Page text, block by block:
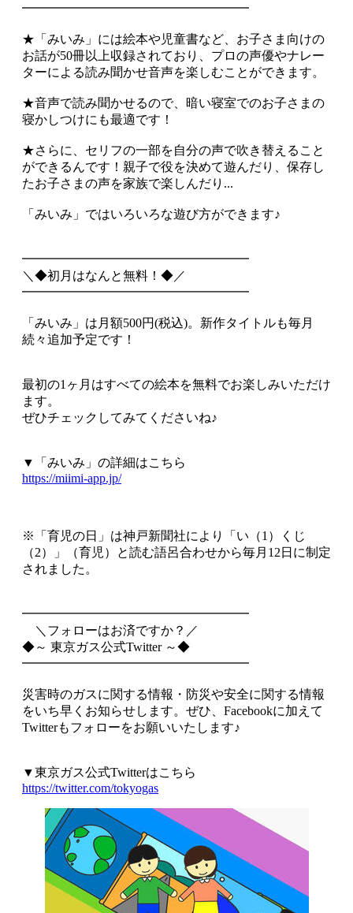
━━━━━━━━━━━━━━━━━━
★「みいみ」には絵本や児童書など、お子さま向けの
お話が50冊以上収録されており、プロの声優やナレー
ターによる読み聞かせ音声を楽しむことができます。
★音声で読み聞かせるので、暗い寝室でのお子さまの
寝かしつけにも最適です！
★さらに、セリフの一部を自分の声で吹き替えること
ができるんです！親子で役を決めて遊んだり、保存し
たお子さまの声を家族で楽しんだり...
「みいみ」ではいろいろな遊び方ができます♪
━━━━━━━━━━━━━━━━━━
＼◆初月はなんと無料！◆／
━━━━━━━━━━━━━━━━━━
「みいみ」は月額500円(税込)。新作タイトルも毎月
続々追加予定です！
最初の1ヶ月はすべての絵本を無料でお楽しみいただけ
ます。
ぜひチェックしてみてくださいね♪
▼「みいみ」の詳細はこちら
https://miimi-app.jp/
※「育児の日」は神戸新聞社により「い（1）くじ
（2）」（育児）と読む語呂合わせから毎月12日に制定
されました。
━━━━━━━━━━━━━━━━━━
＼フォローはお済ですか？／
◆～ 東京ガス公式Twitter ～◆
━━━━━━━━━━━━━━━━━━
災害時のガスに関する情報・防災や安全に関する情報
をいち早くお知らせします。ぜひ、Facebookに加えて
Twitterもフォローをお願いいたします♪
▼東京ガス公式Twitterはこちら
https://twitter.com/tokyogas